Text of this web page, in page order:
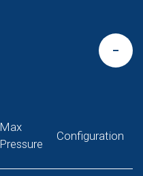
Max
Pressure
Configuration